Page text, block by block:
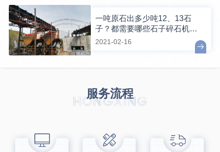
一吨原石出多少吨12、13石
子？都需要哪些石子碎石机设
备？
2021-02-16
服务流程